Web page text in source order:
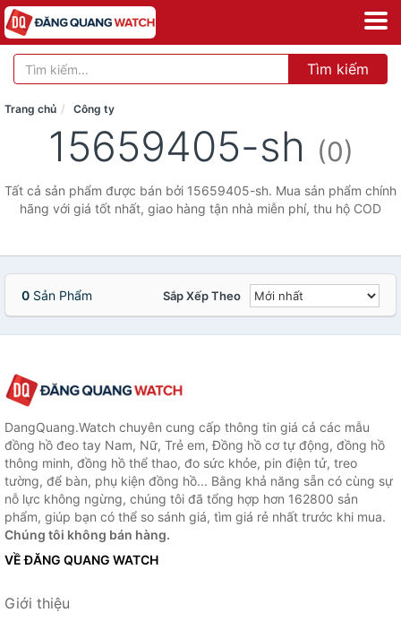
Tìm kiếm
Trang chủ Công ty
15659405-sh (0)
Tất cả sản phẩm được bán bởi 15659405-sh. Mua sản phẩm chính
hãng với giá tốt nhất, giao hàng tận nhà miễn phí, thu hộ COD
0 Sản Phẩm Sắp Xếp Theo
DangQuang.Watch chuyên cung cấp thông tin giá cả các mẫu
đồng hồ đeo tay Nam, Nữ, Trẻ em, Đồng hồ cơ tự động, đồng hồ
thông minh, đồng hồ thể thao, đo sức khỏe, pin điện tử, treo
tường, để bàn, phụ kiện đồng hồ... Bằng khả năng sẵn có cùng sự
nỗ lực không ngừng, chúng tôi đã tổng hợp hơn 162800 sản
phẩm, giúp bạn có thể so sánh giá, tìm giá rẻ nhất trước khi mua.
Chúng tôi không bán hàng.
VỀ ĐĂNG QUANG WATCH
Giới thiệu